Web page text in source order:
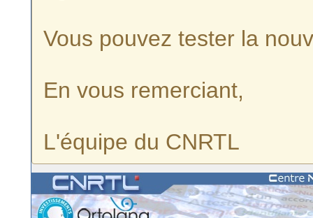
Vous pouvez tester la
En vous remerciant,
L'équipe du CNRTL